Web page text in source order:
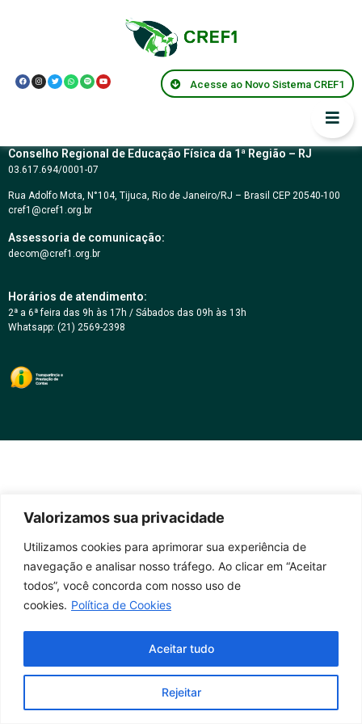
Valorizamos sua privacidade
Utilizamos cookies para aprimorar sua experiência de
navegação e analisar nosso tráfego. Ao clicar em “Aceitar
todos”, você concorda com nosso uso de
cookies. Política de Cookies
Rejeitar
Aceitar tudo
Acesse ao Novo Sistema CREF1
CARTA CONVITE Nº
03/2018
Conselho Regional de Educação Física da 1ª Região – RJ
03.617.694/0001-07
Rua Adolfo Mota, N°104, Tijuca, Rio de Janeiro/RJ – Brasil CEP 20540-100
cref1@cref1.org.br
Assessoria de comunicação:
decom@cref1.org.br
Horários de atendimento:
2ª a 6ª feira das 9h às 17h / Sábados das 09h às 13h
Whatsapp: (21) 2569-2398